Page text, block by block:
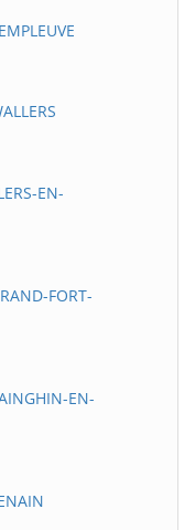
EN-
FORT-
EN-